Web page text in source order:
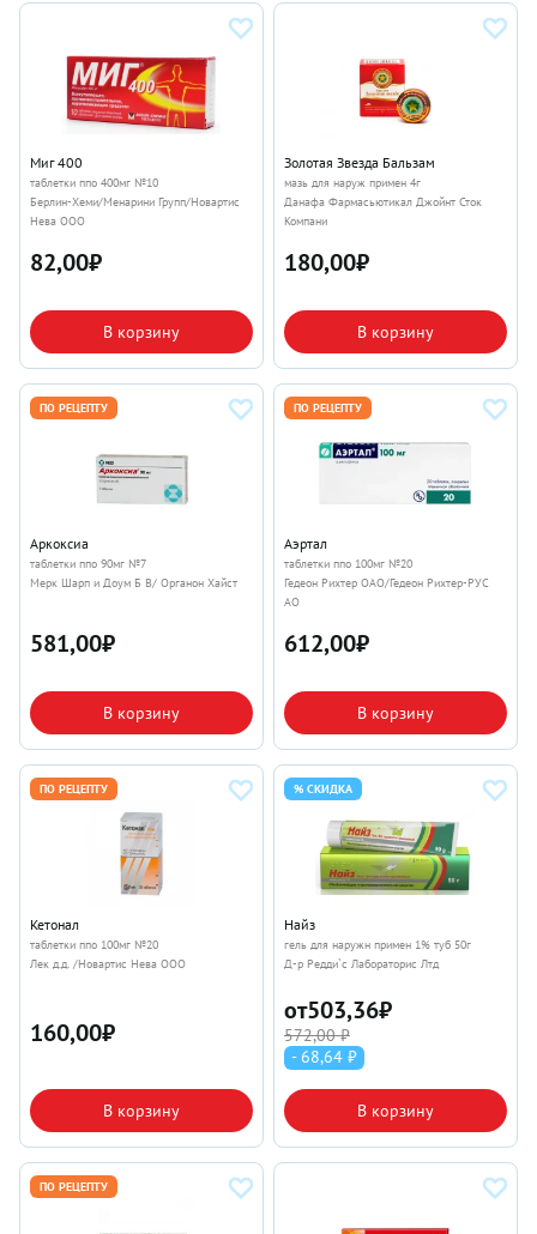
Миг 400
таблетки ппо 400мг №10
Берлин-Хеми/Менарини Групп/Новартис
Нева ООО
82,00₽
В корзину
Золотая Звезда Бальзам
мазь для наруж примен 4г
Данафа Фармасьютикал Джойнт Сток
Компани
180,00₽
В корзину
ПО РЕЦЕПТУ
Аркоксиа
таблетки ппо 90мг №7
Мерк Шарп и Доум Б В/ Органон Хайст
581,00₽
В корзину
ПО РЕЦЕПТУ
Аэртал
таблетки ппо 100мг №20
Гедеон Рихтер ОАО/Гедеон Рихтер-РУС
АО
612,00₽
В корзину
ПО РЕЦЕПТУ
Кетонал
таблетки ппо 100мг №20
Лек д.д. /Новартис Нева ООО
160,00₽
В корзину
% СКИДКА
Найз
гель для наружн примен 1% туб 50г
Д-р Редди`с Лабораторис Лтд
от503,36₽
572,00 ₽
- 68,64 ₽
В корзину
ПО РЕЦЕПТУ